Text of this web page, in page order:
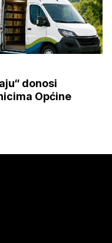
donosi
Općine